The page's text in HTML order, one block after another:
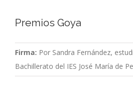
Premios Goya
Firma: Por Sandra Fernández,
Bachillerato del IES José María de